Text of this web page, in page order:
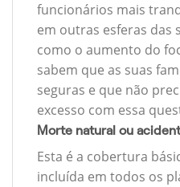
funcionários mais
em outras esferas das
como o aumento do
sabem que as suas
seguras e que não
excesso com essa
Morte natural ou
Esta é a cobertura
incluída em todos os